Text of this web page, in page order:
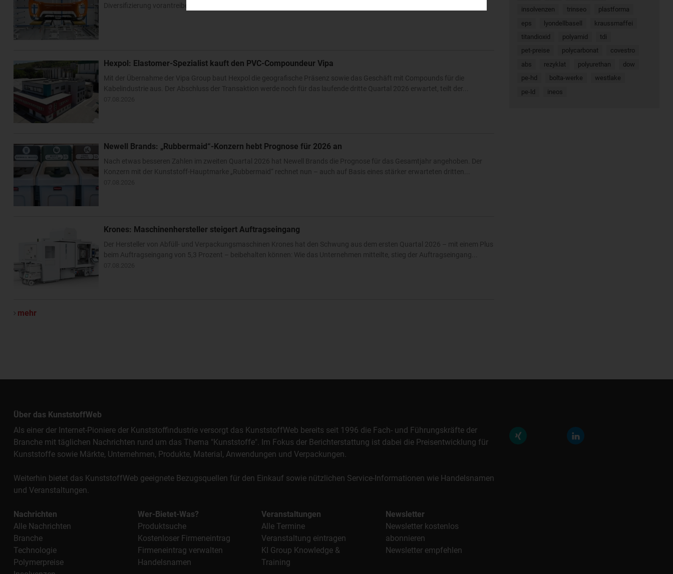
Diversifizierung vorantreiben. Im US-Bundesstaat Ohio errichtet der familiengeführte Automobilzulieferer ein...
Hexpol: Elastomer-Spezialist kauft den PVC-Compoundeur Vipa
Mit der Übernahme der Vipa Group baut Hexpol die geografische Präsenz sowie das Geschäft mit Compounds für die
Kabelindustrie aus. Der Abschluss der Transaktion werde noch für das laufende dritte Quartal 2026 erwartet, teilt der...
Newell Brands: „Rubbermaid“-Konzern hebt Prognose für 2026 an
Nach etwas besseren Zahlen im zweiten Quartal 2026 hat Newell Brands die Prognose für das Gesamtjahr angehoben. Der
Konzern mit der Kunststoff-Hauptmarke „Rubbermaid“ rechnet nun – auch auf Basis eines stärker erwarteten dritten...
Krones: Maschinenhersteller steigert Auftragseingang
Der Hersteller von Abfüll- und Verpackungsmaschinen Krones hat den Schwung aus dem ersten Quartal 2026 – mit einem Plus
beim Auftragseingang von 5,3 Prozent – beibehalten können: Wie das Unternehmen mitteilte, stieg der Auftragseingang...
mehr
insolvenzen
trinseo
plastforma
eps
lyondellbasell
kraussmaffei
titandioxid
polyamid
tdi
pet-preise
polycarbonat
covestro
abs
rezyklat polyurethan
dow
pe-hd
bolta-werke
westlake
pe-ld
ineos
Über das KunststoffWeb
Als einer der Internet-Pioniere der Kunststoffindustrie versorgt das KunststoffWeb bereits seit 1996 die Fach- und Führungskräfte der
Branche mit täglichen Nachrichten rund um das Thema "Kunststoffe". Im Fokus der Berichterstattung ist dabei die Preisentwicklung für
Kunststoffe sowie Märkte, Unternehmen, Produkte, Material, Anwendungen und Verpackungen.
Weiterhin bietet das KunststoffWeb geeignete Bezugsquellen für den Einkauf sowie nützlichen Service-Informationen wie Handelsnamen
und Veranstaltungen.
Nachrichten
Alle Nachrichten
Branche
Technologie
Polymerpreise
Wer-Bietet-Was?
Produktsuche
Kostenloser Firmeneintrag
Firmeneintrag verwalten
Handelsnamen
Veranstaltungen
Alle Termine
Veranstaltung eintragen
KI Group Knowledge &
Training
Newsletter
Newsletter kostenlos
abonnieren
Newsletter empfehlen